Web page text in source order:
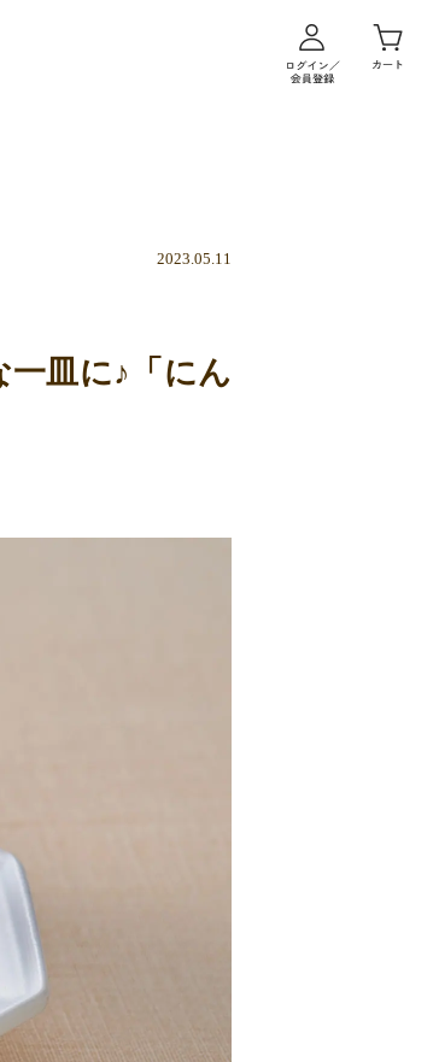
2023.05.11
一皿に♪「にん